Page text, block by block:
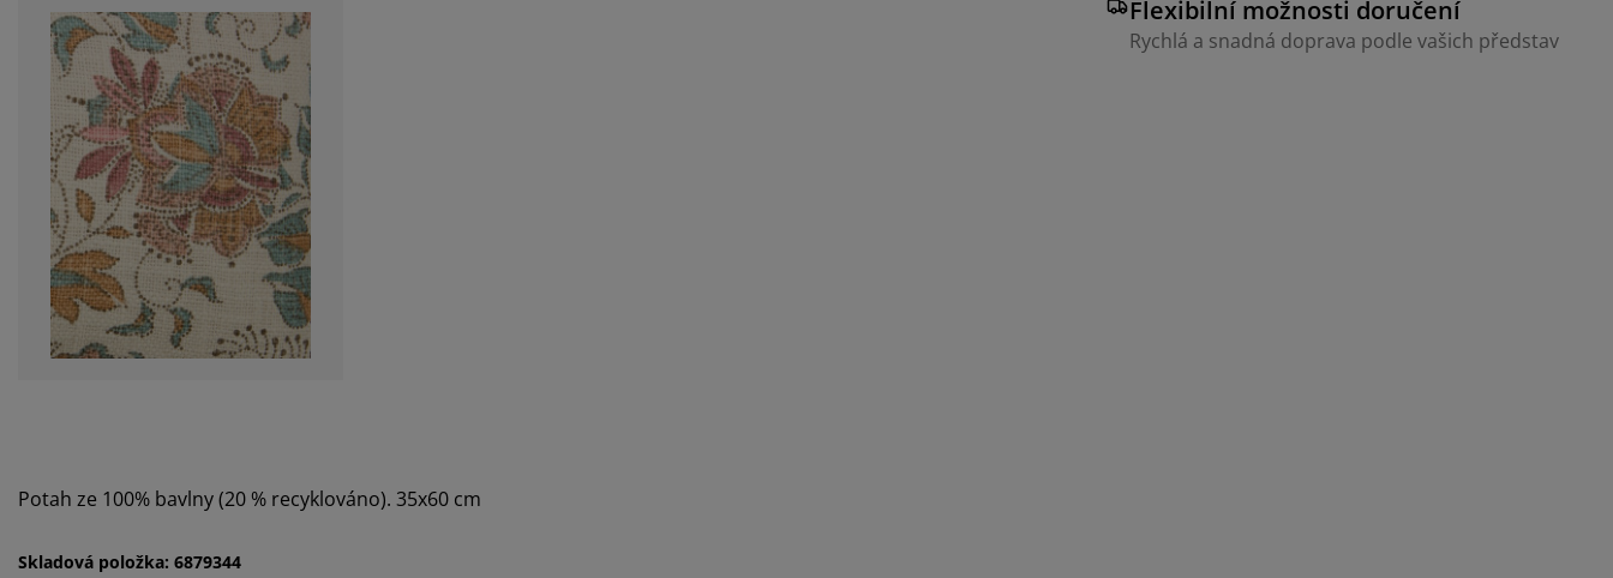
Flexibilní možnosti doručení
Rychlá a snadná doprava podle vašich představ
Potah ze 100% bavlny (20 % recyklováno). 35x60 cm
Skladová položka: 6879344